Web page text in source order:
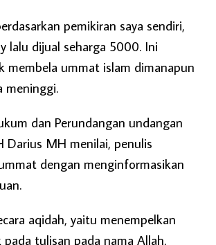
pemikiran saya sendiri,
lalu dijual seharga 5000. Ini
membela ummat islam dimanapun
meninggi.
dan Perundangan undangan
Darius MH menilai, penulis
dengan menginformasikan
aqidah, yaitu menempelkan
tulisan pada nama Allah,